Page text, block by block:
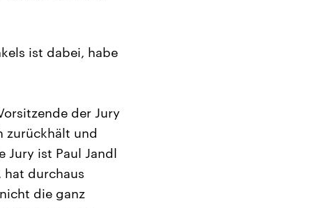
ist dabei, habe
der Jury
zurückhält und
Jury ist Paul Jandl
hat durchaus
die ganz